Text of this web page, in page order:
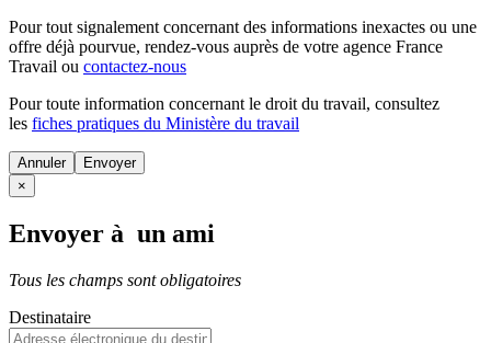
Pour tout signalement concernant des informations inexactes ou une
offre déjà pourvue, rendez-vous auprès de votre agence France
Travail ou contactez-nous
Pour toute information concernant le droit du travail, consultez
les fiches pratiques du Ministère du travail
Annuler
×
Envoyer à un ami
Tous les champs sont obligatoires
Destinataire